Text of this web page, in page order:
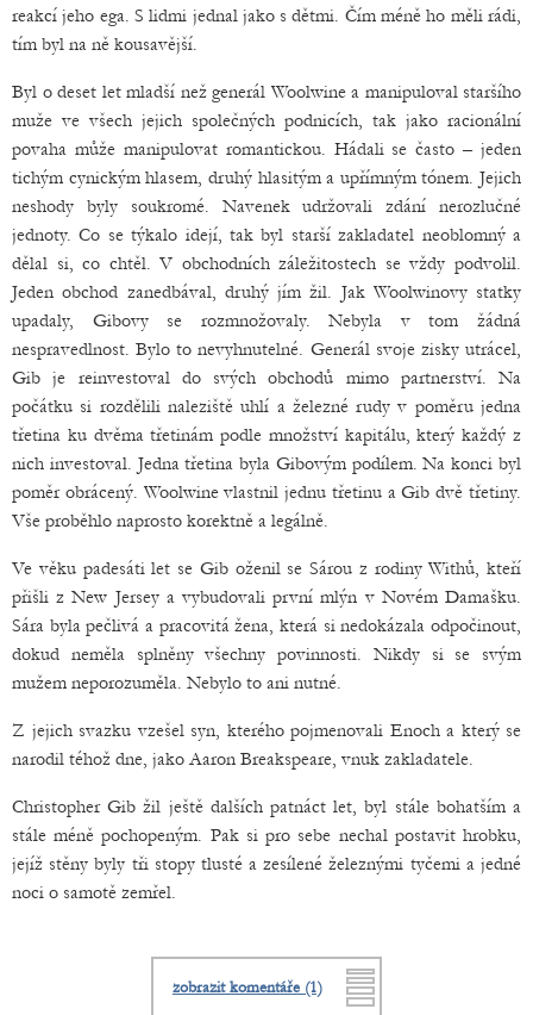
reakcí jeho ega. S lidmi jednal jako s dětmi. Čím méně ho měli rádi,
tím byl na ně kousavější.
Byl o deset let mladší než generál Woolwine a manipuloval staršího
muže ve všech jejich společných podnicích, tak jako racionální
povaha může manipulovat romantickou. Hádali se často – jeden
tichým cynickým hlasem, druhý hlasitým a upřímným tónem. Jejich
neshody byly soukromé. Navenek udržovali zdání nerozlučné
jednoty. Co se týkalo idejí, tak byl starší zakladatel neoblomný a
dělal si, co chtěl. V obchodních záležitostech se vždy podvolil.
Jeden obchod zanedbával, druhý jím žil. Jak Woolwinovy statky
upadaly, Gibovy se rozmnožovaly. Nebyla v tom žádná
nespravedlnost. Bylo to nevyhnutelné. Generál svoje zisky utrácel,
Gib je reinvestoval do svých obchodů mimo partnerství. Na
počátku si rozdělili naleziště uhlí a železné rudy v poměru jedna
třetina ku dvěma třetinám podle množství kapitálu, který každý z
nich investoval. Jedna třetina byla Gibovým podílem. Na konci byl
poměr obrácený. Woolwine vlastnil jednu třetinu a Gib dvě třetiny.
Vše proběhlo naprosto korektně a legálně.
Ve věku padesáti let se Gib oženil se Sárou z rodiny Withů, kteří
přišli z New Jersey a vybudovali první mlýn v Novém Damašku.
Sára byla pečlivá a pracovitá žena, která si nedokázala odpočinout,
dokud neměla splněny všechny povinnosti. Nikdy si se svým
mužem neporozuměla. Nebylo to ani nutné.
Z jejich svazku vzešel syn, kterého pojmenovali Enoch a který se
narodil téhož dne, jako Aaron Breakspeare, vnuk zakladatele.
Christopher Gib žil ještě dalších patnáct let, byl stále bohatším a
stále méně pochopeným. Pak si pro sebe nechal postavit hrobku,
jejíž stěny byly tři stopy tlusté a zesílené železnými tyčemi a jedné
noci o samotě zemřel.
zobrazit komentáře (1)